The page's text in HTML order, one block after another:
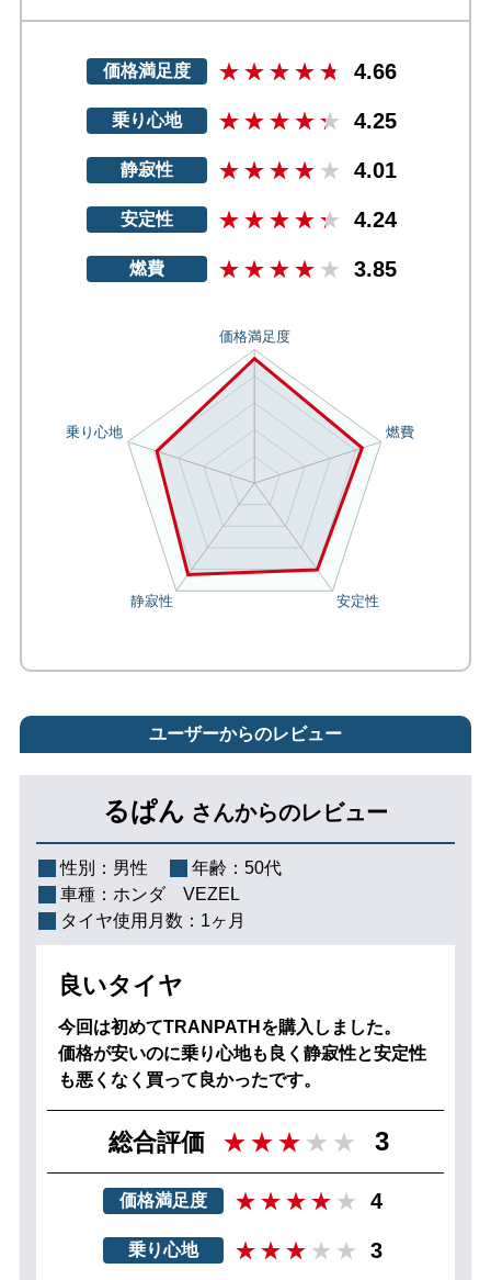
価格満足度 4.66
乗り心地 4.25
静寂性 4.01
安定性 4.24
燃費 3.85
ユーザーからのレビュー
るぱん さんからのレビュー
性別： 男性 年齢： 50代
車種： ホンダ VEZEL
タイヤ使用月数： 1ヶ月
良いタイヤ
今回は初めてTRANPATHを購入しました。
価格が安いのに乗り心地も良く静寂性と安定性
も悪くなく買って良かったです。
総合評価 3
価格満足度 4
乗り心地 3